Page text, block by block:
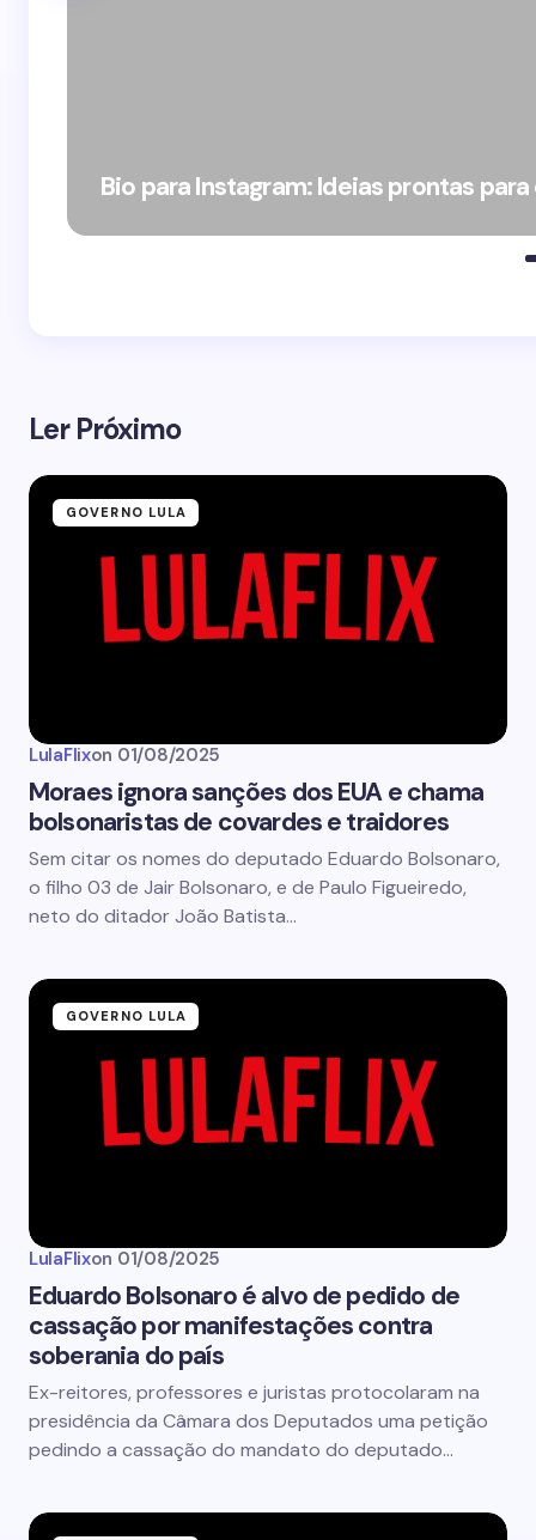
Bio para Instagram: Ideias prontas
Ler Próximo
GOVERNO LULA
LulaFlixon 01/08/2025
Moraes ignora sanções dos EUA e chama
bolsonaristas de covardes e traidores
Sem citar os nomes do deputado Eduardo Bolsonaro,
o filho 03 de Jair Bolsonaro, e de Paulo Figueiredo,
neto do ditador João Batista…
GOVERNO LULA
LulaFlixon 01/08/2025
Eduardo Bolsonaro é alvo de pedido de
cassação por manifestações contra
soberania do país
Ex-reitores, professores e juristas protocolaram na
presidência da Câmara dos Deputados uma petição
pedindo a cassação do mandato do deputado…